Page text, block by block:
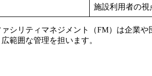
施設利用者の視
シリティマネジメント（FM）は企業
範囲な管理を担います。